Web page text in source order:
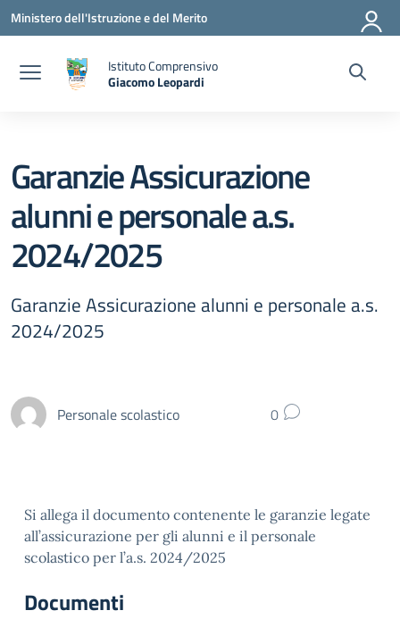
Vai ai contenuti
Vai al menu di navigazione
Vai al footer
Ministero dell'Istruzione e del Merito
Istituto Comprensivo
Giacomo Leopardi
Garanzie Assicurazione
alunni e personale a.s.
2024/2025
Garanzie Assicurazione alunni e personale a.s.
2024/2025
Personale scolastico 0
Si allega il documento contenente le garanzie legate
all’assicurazione per gli alunni e il personale
scolastico per l’a.s. 2024/2025
Documenti